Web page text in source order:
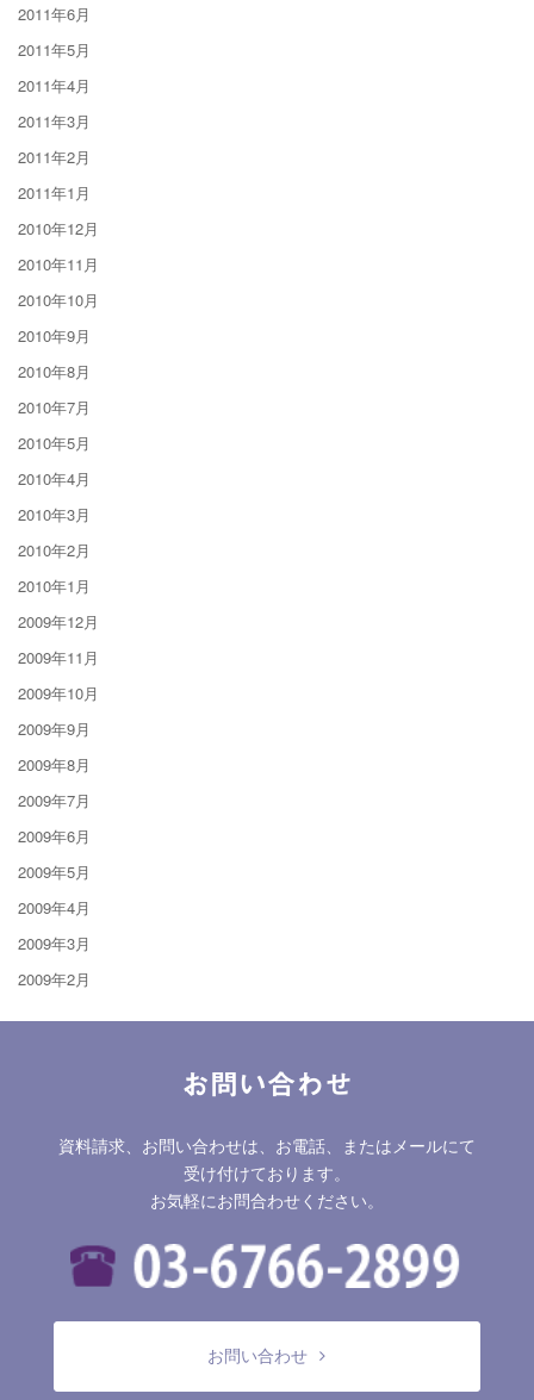
2011年6月
2011年5月
2011年4月
2011年3月
2011年2月
2011年1月
2010年12月
2010年11月
2010年10月
2010年9月
2010年8月
2010年7月
2010年5月
2010年4月
2010年3月
2010年2月
2010年1月
2009年12月
2009年11月
2009年10月
2009年9月
2009年8月
2009年7月
2009年6月
2009年5月
2009年4月
2009年3月
2009年2月
お問い合わせ
資料請求、お問い合わせは、お電話、またはメールにて
受け付けております。
お気軽にお問合わせください。
お問い合わせ